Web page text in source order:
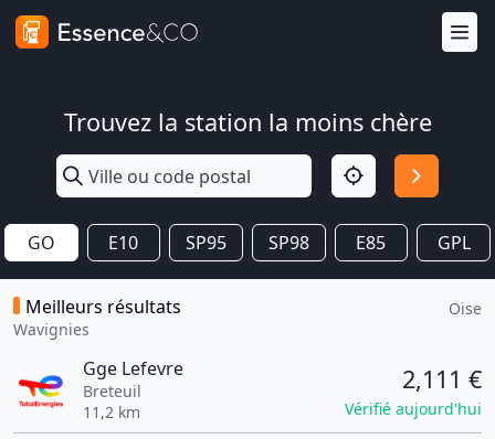
Trouvez la station la moins chère
GO E10 SP95 SP98 E85 GPL
Meilleurs résultats
Wavignies
Oise
Gge Lefevre
Breteuil
11,2 km
2,111 €
Vérifié aujourd'hui